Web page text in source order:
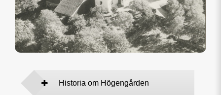
Historia om Högengården